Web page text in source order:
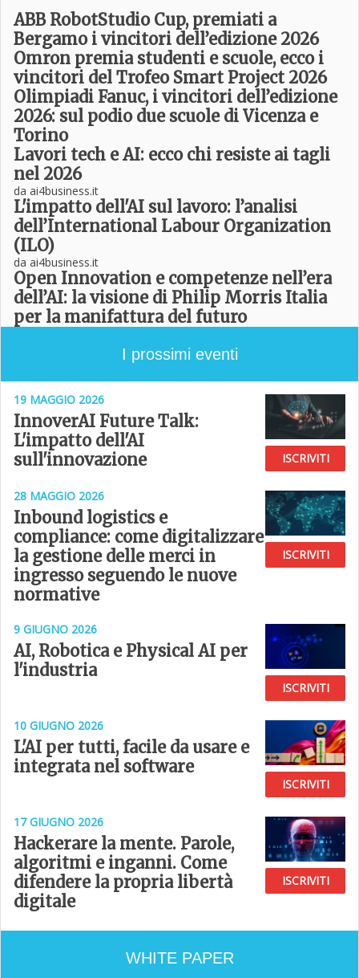
ABB RobotStudio Cup, premiati a
Bergamo i vincitori dell’edizione 2026
Omron premia studenti e scuole, ecco i
vincitori del Trofeo Smart Project 2026
Olimpiadi Fanuc, i vincitori dell’edizione
2026: sul podio due scuole di Vicenza e
Torino
Lavori tech e AI: ecco chi resiste ai tagli
nel 2026
da ai4business.it
L'impatto dell'AI sul lavoro: l’analisi
dell’International Labour Organization
(ILO)
da ai4business.it
Open Innovation e competenze nell’era
dell’AI: la visione di Philip Morris Italia
per la manifattura del futuro
I prossimi eventi
19 MAGGIO 2026
InnoverAI Future Talk:
L'impatto dell'AI
sull'innovazione
ISCRIVITI
28 MAGGIO 2026
Inbound logistics e
compliance: come digitalizzare
la gestione delle merci in
ingresso seguendo le nuove
normative
ISCRIVITI
9 GIUGNO 2026
AI, Robotica e Physical AI per
l'industria
ISCRIVITI
10 GIUGNO 2026
L'AI per tutti, facile da usare e
integrata nel software
ISCRIVITI
17 GIUGNO 2026
Hackerare la mente. Parole,
algoritmi e inganni. Come
difendere la propria libertà
digitale
ISCRIVITI
WHITE PAPER